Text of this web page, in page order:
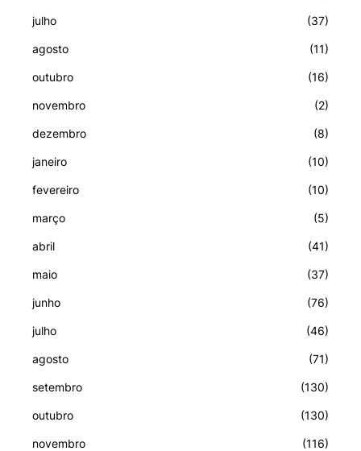
julho (37)
agosto (11)
outubro (16)
novembro (2)
dezembro (8)
janeiro (10)
fevereiro (10)
março (5)
abril (41)
maio (37)
junho (76)
julho (46)
agosto (71)
setembro (130)
outubro (130)
novembro (116)